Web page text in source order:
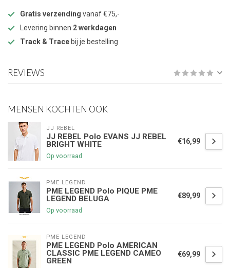
Gratis verzending vanaf €75,-
Levering binnen 2 werkdagen
Track & Trace bij je bestelling
REVIEWS
MENSEN KOCHTEN OOK
JJ REBEL
JJ REBEL Polo EVANS JJ REBEL
BRIGHT WHITE
Op voorraad
€16,99
PME LEGEND
PME LEGEND Polo PIQUE PME
LEGEND BELUGA
Op voorraad
€89,99
PME LEGEND
PME LEGEND Polo AMERICAN
CLASSIC PME LEGEND CAMEO
GREEN
€69,99